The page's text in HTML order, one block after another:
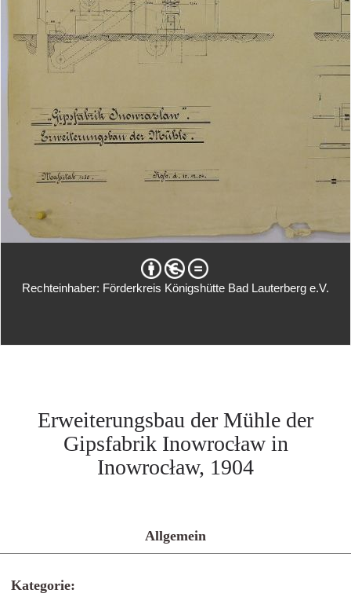
Rechteinhaber: Förderkreis Königshütte Bad Lauterberg e.V.
Erweiterungsbau der Mühle der
Gipsfabrik Inowrocław in
Inowrocław, 1904
Allgemein
Kategorie: